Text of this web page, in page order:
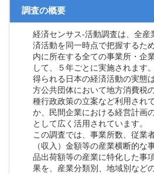
調査の概要
経済センサス‐活動調査は、全産
済活動を同一時点で把握するた
内に所在する全ての事業所・企
して、５年ごとに実施されます
得られる日本の経済活動の実態
方公共団体において地方消費税
種行政政策の立案など利用され
か、民間企業における経営計画
として広く活用されています。
この調査では、事業所数、従業
（収入）金額等の産業横断的な
品出荷額等の産業に特化した事
果を、産業分類別、地域別など